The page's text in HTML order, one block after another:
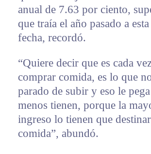
anual de 7.63 por ciento,
que traía el año pasado a
fecha, recordó.
“Quiere decir que es cada
comprar comida, es lo que
parado de subir y eso le
menos tienen, porque la
ingreso lo tienen que
comida”, abundó.